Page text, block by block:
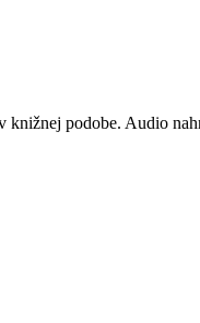
knižnej podobe. Audio